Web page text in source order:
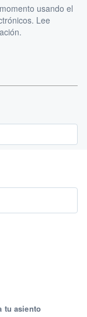
usando el
Lee
tu asiento